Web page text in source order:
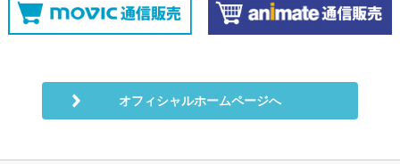
オフィシャルホームページへ